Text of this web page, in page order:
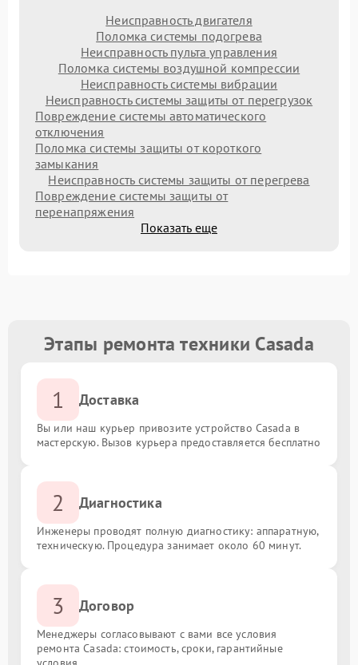
Неисправность двигателя
Поломка системы подогрева
Неисправность пульта управления
Поломка системы воздушной компрессии
Неисправность системы вибрации
Неисправность системы защиты от перегрузок
Повреждение системы автоматического
отключения
Поломка системы защиты от короткого
замыкания
Неисправность системы защиты от перегрева
Повреждение системы защиты от
перенапряжения
Показать еще
Этапы ремонта техники Casada
1 Доставка
Вы или наш курьер привозите устройство Casada в
мастерскую. Вызов курьера предоставляется бесплатно
2 Диагностика
Инженеры проводят полную диагностику: аппаратную,
техническую. Процедура занимает около 60 минут.
3 Договор
Менеджеры согласовывают с вами все условия
ремонта Casada: стоимость, сроки, гарантийные